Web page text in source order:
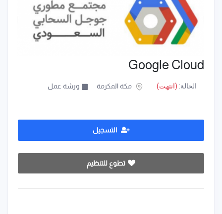
Google Cloud
الحالة: (انتهت) مكة المكرمة ورشة عمل
التسجيل
تطوع للتنظيم